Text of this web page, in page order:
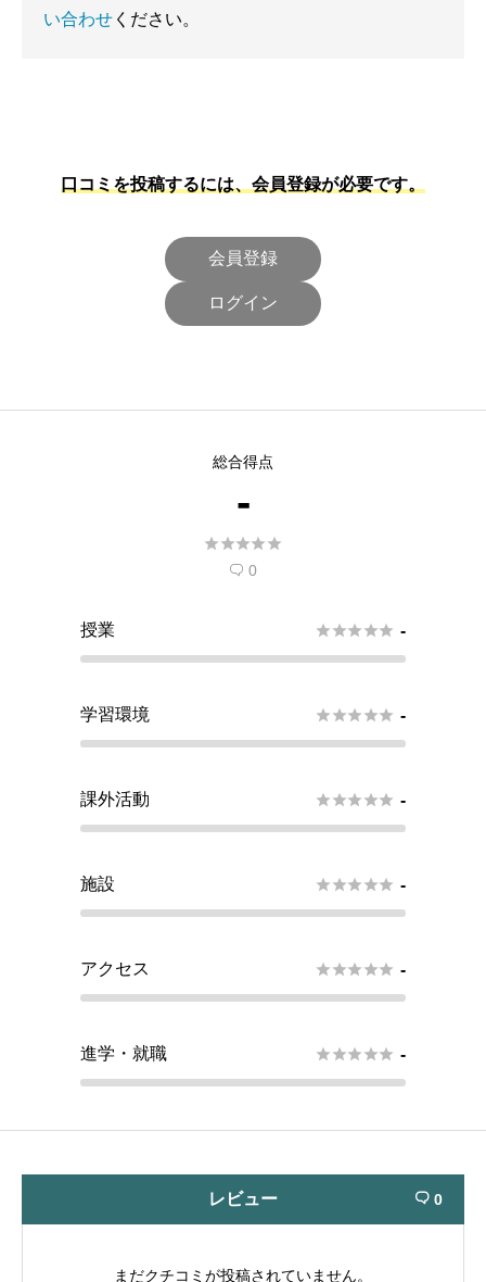
い合わせ ください。
口コミを投稿するには、会員登録が必要です。
会員登録
ログイン
総合得点
-

 0
授業  -
学習環境  -
課外活動  -
施設  -
アクセス  -
進学・就職  -
レビュー  0
まだクチコミが投稿されていません。